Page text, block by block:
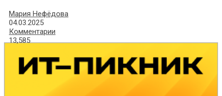
Мария Нефёдова
04.03.2025
Комментарии
13,585